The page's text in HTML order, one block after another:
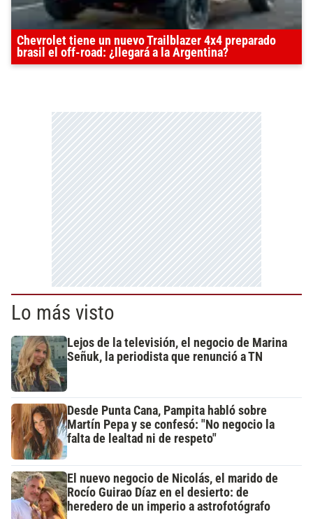
Chevrolet tiene un nuevo Trailblazer 4x4 preparado
brasil el off-road: ¿llegará a la Argentina?
Lo más visto
Lejos de la televisión, el negocio de Marina
Señuk, la periodista que renunció a TN
Desde Punta Cana, Pampita habló sobre
Martín Pepa y se confesó: "No negocio la
falta de lealtad ni de respeto"
El nuevo negocio de Nicolás, el marido de
Rocío Guirao Díaz en el desierto: de
heredero de un imperio a astrofotógrafo